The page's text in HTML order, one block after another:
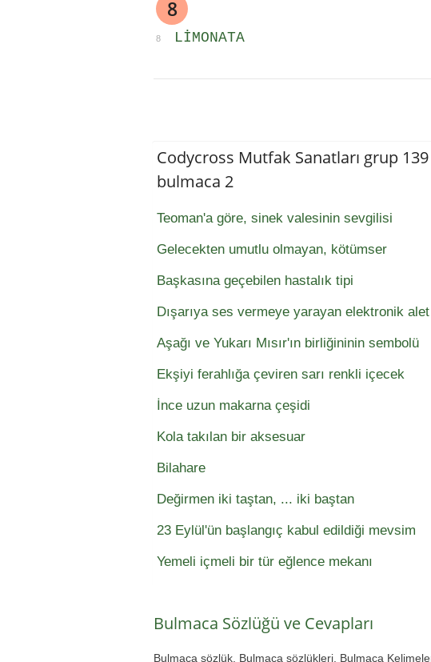
8
8 LIMONATA
Codycross Mutfak Sanatları grup 139
bulmaca 2
Teoman'a göre, sinek valesinin sevgilisi
Gelecekten umutlu olmayan, kötümser
Başkasına geçebilen hastalık tipi
Dışarıya ses vermeye yarayan elektronik alet
Aşağı ve Yukarı Mısır'ın birliğininin sembolü
Ekşiyi ferahlığa çeviren sarı renkli içecek
İnce uzun makarna çeşidi
Kola takılan bir aksesuar
Bilahare
Değirmen iki taştan, ... iki baştan
23 Eylül'ün başlangıç kabul edildiği mevsim
Yemeli içmeli bir tür eğlence mekanı
Bulmaca Sözlüğü ve Cevapları
Bulmaca sözlük, Bulmaca sözlükleri, Bulmaca